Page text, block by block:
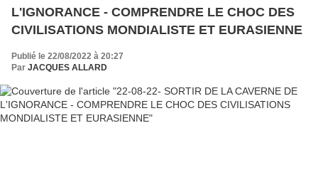
L'IGNORANCE - COMPRENDRE LE CHOC DES
CIVILISATIONS MONDIALISTE ET EURASIENNE
Publié le 22/08/2022 à 20:27
Par JACQUES ALLARD